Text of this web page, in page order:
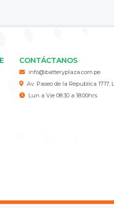
CONTÁCTANOS
info@batteryplaza.com.pe
Av. Paseo de la Republica 1717,
Lun a Vie 08:30 a 18:00hrs